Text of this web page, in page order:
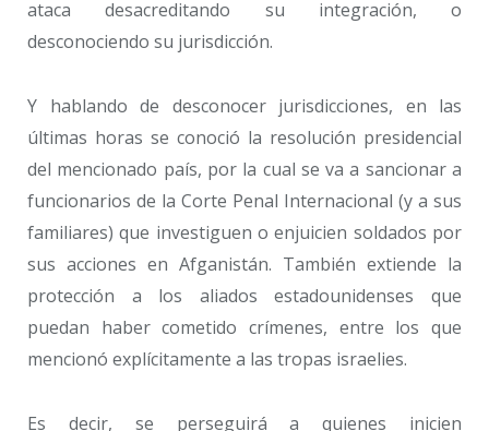
ataca desacreditando su integración, o
desconociendo su jurisdicción.
Y hablando de desconocer jurisdicciones, en las
últimas horas se conoció la resolución presidencial
del mencionado país, por la cual se va a sancionar a
funcionarios de la Corte Penal Internacional (y a sus
familiares) que investiguen o enjuicien soldados por
sus acciones en Afganistán. También extiende la
protección a los aliados estadounidenses que
puedan haber cometido crímenes, entre los que
mencionó explícitamente a las tropas israelies.
Es decir, se perseguirá a quienes inicien